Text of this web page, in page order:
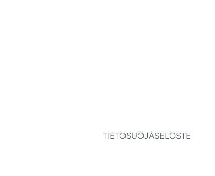
TIETOSUOJASELOSTE